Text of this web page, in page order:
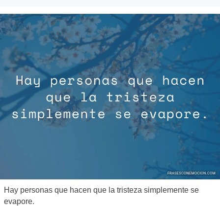
Hay personas que hacen que la tristeza simplemente se
evapore.